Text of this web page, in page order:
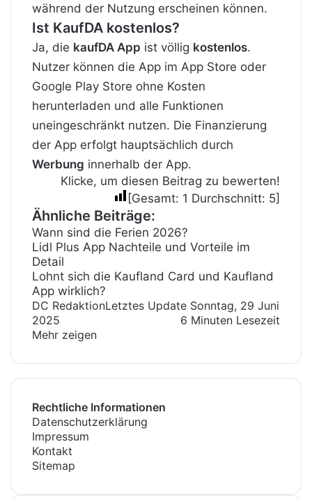
während der Nutzung erscheinen können.
Ist KaufDA kostenlos?
Ja, die kaufDA App ist völlig kostenlos.
Nutzer können die App im App Store oder
Google Play Store ohne Kosten
herunterladen und alle Funktionen
uneingeschränkt nutzen. Die Finanzierung
der App erfolgt hauptsächlich durch
Werbung innerhalb der App.
Klicke, um diesen Beitrag zu bewerten!
[Gesamt: 1 Durchschnitt: 5]
Ähnliche Beiträge:
Wann sind die Ferien 2026?
Lidl Plus App Nachteile und Vorteile im
Detail
Lohnt sich die Kaufland Card und Kaufland
App wirklich?
DC RedaktionLetztes Update Sonntag, 29 Juni
2025
6 Minuten Lesezeit
Mehr zeigen
Rechtliche Informationen
Datenschutzerklärung
Impressum
Kontakt
Sitemap